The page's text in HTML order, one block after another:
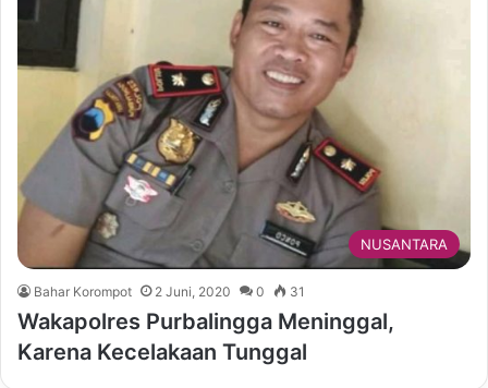
NUSANTARA
Bahar Korompot 2 Juni, 2020 0 31
Wakapolres Purbalingga Meninggal,
Karena Kecelakaan Tunggal